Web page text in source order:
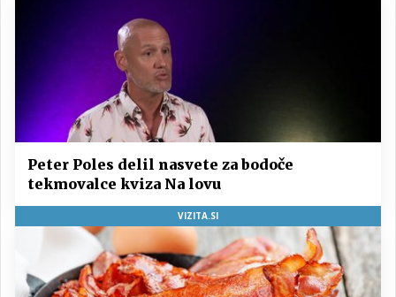
Peter Poles delil nasvete za bodoče
tekmovalce kviza Na lovu
VIZITA.SI